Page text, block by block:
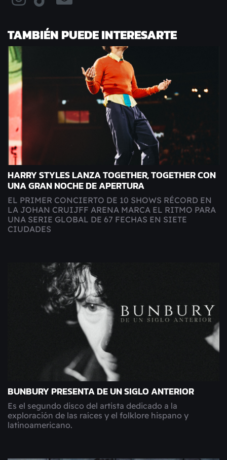
TAMBIÉN PUEDE INTERESARTE
HARRY STYLES LANZA TOGETHER, TOGETHER CON
UNA GRAN NOCHE DE APERTURA
EL PRIMER CONCIERTO DE 10 SHOWS RÉCORD EN
LA JOHAN CRUIJFF ARENA MARCA EL RITMO PARA
UNA SERIE GLOBAL DE 67 FECHAS EN SIETE
CIUDADES
BUNBURY PRESENTA DE UN SIGLO ANTERIOR
Es el segundo disco del artista dedicado a la
exploración de las raíces y el folklore hispano y
latinoamericano.